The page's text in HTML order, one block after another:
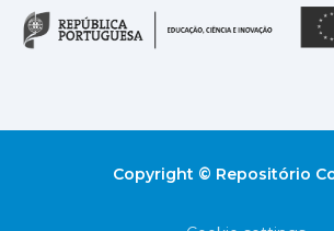
Copyright © Repositório